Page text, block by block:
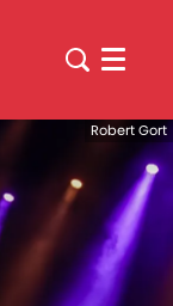
Menu
Robert Gort